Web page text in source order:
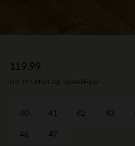
119.99
Inkl. 19% MwSt zzgl. Versandkosten
40 41 42 43
46 47